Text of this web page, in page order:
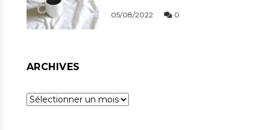
05/08/2022 0
ARCHIVES
Archives